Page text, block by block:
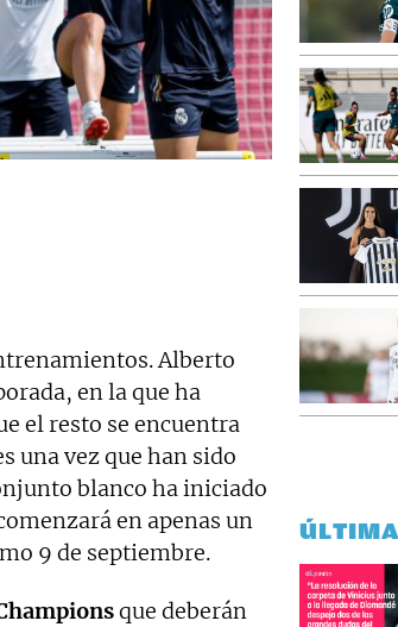
Alberto
en la que ha
el resto se encuentra
una vez que han sido
blanco ha iniciado
en apenas un
9 de septiembre.
que deberán